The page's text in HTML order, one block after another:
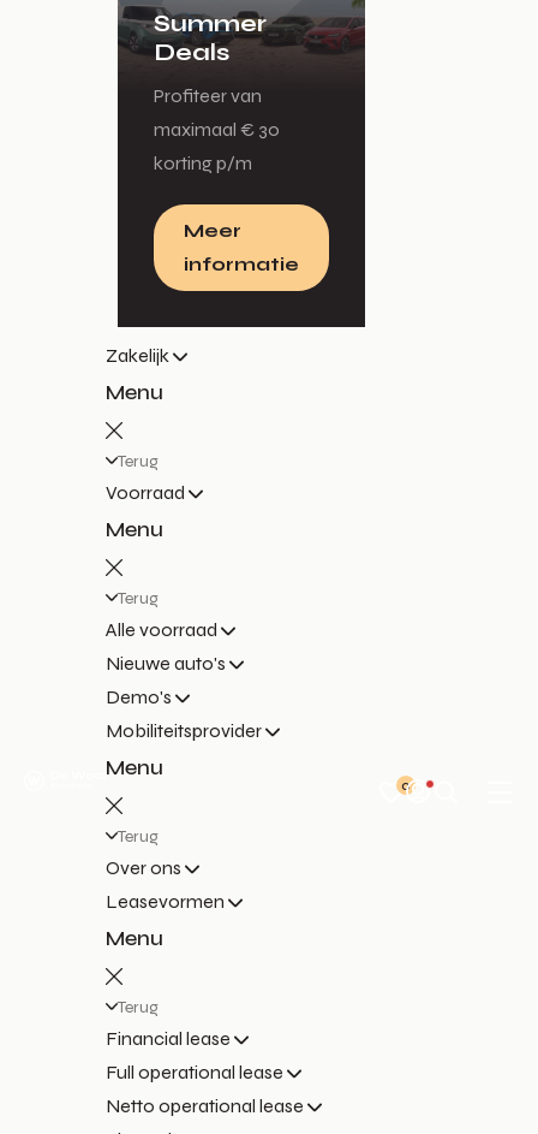
Summer
Deals
Profiteer van
maximaal € 30
korting p/m
Meer
informatie
Zakelijk
Menu
Terug
Voorraad
Menu
Terug
Alle voorraad
Nieuwe auto's
Demo's
Mobiliteitsprovider
Menu
Terug
Over ons
Leasevormen
Menu
Terug
Financial lease
Full operational lease
Netto operational lease
0